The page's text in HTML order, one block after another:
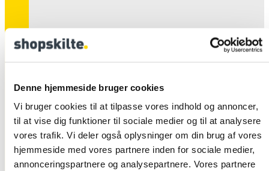
Denne hjemmeside bruger cookies
Vi bruger cookies til at tilpasse vores indhold og annoncer,
til at vise dig funktioner til sociale medier og til at analysere
vores trafik. Vi deler også oplysninger om din brug af vores
hjemmeside med vores partnere inden for sociale medier,
annonceringspartnere og analysepartnere. Vores partnere
Sikkerhed